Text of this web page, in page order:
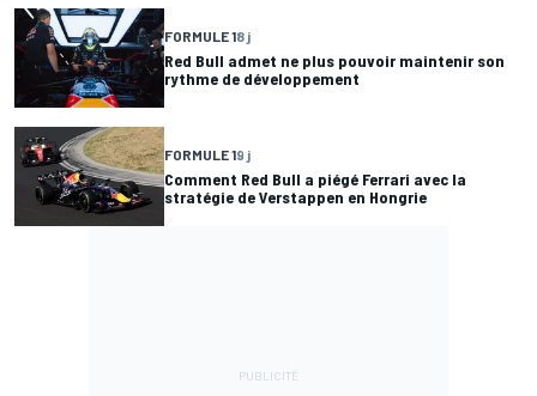
FORMULE 18 j
Red Bull admet ne plus pouvoir maintenir son
rythme de développement
FORMULE 19 j
Comment Red Bull a piégé Ferrari avec la
stratégie de Verstappen en Hongrie